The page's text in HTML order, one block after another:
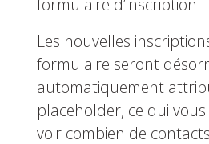
Les nouvelles
formulaire seront
automatiquement
placeholder, ce qui
voir combien de